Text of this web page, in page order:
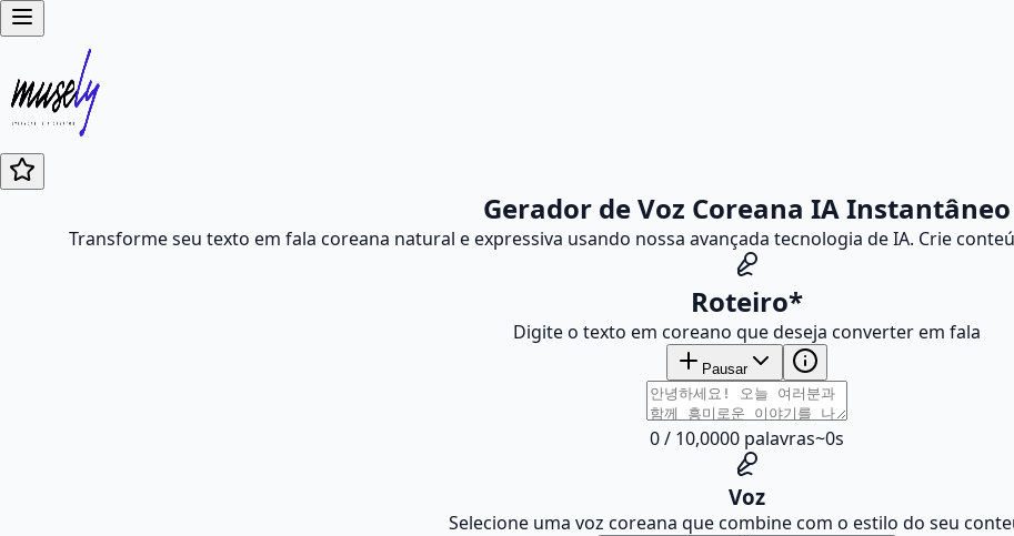
Gerador de Voz Coreana IA Instantâneo
Transforme seu texto em fala coreana natural e expressiva usando nossa avançada tecnologia de IA. Crie
Roteiro*
Digite o texto em coreano que deseja converter em fala
Pausar
0 / 10,0000 palavras~0s
Voz
Selecione uma voz coreana que combine com o estilo do seu